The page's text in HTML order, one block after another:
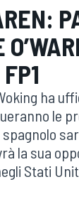
ha
le
la sua
Stati